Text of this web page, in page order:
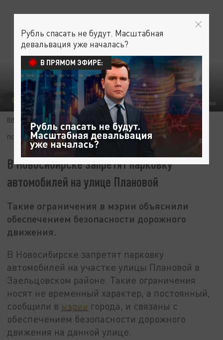
ILYA GALAKHOV/GLOBALLOOKPRESS
ОБЩЕСТВО
ВИКТОРИЯ ПЕРЯЗЕВА 11 НОЯБРЯ 15:22
ПОДПИШИТЕСЬ:
В Новосибирске запретят парковку
автомобилей на улице Плановой
Такие ограничения в мэрии объяснили
обеспечением безопасности дорожного
движения.
В Новосибирске запретят парковку
автомобилей на участке улицы Плановой в
Заельцовском районе. Такие ограничения
носят не временный характер, а постоянный,
сообщили в мэрии города, и связаны с
обеспечением безопасности дорожного
движения на данной улице.
Рубль спасать не будут. Масштабная
девальвация уже началась?
В ПРЯМОМ ЭФИРЕ: